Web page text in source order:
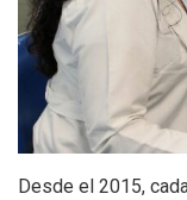
Desde el 2015,